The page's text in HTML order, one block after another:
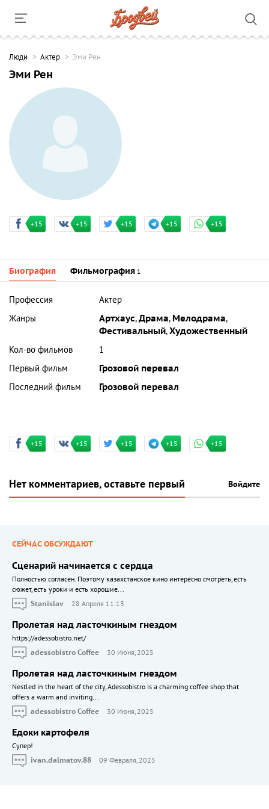
Люди Актер Эми Рен
Эми Рен
+15 +15 +15 +15 +15
Биография Фильмография 1
Профессия
Актер
Жанры
Артхаус,Драма, Мелодрама,
Фестивальный,Художественный
Кол-во фильмов
1
Первый фильм
Грозовой перевал
Последний фильм
Грозовой перевал
+15 +15 +15 +15 +15
Нет комментариев, оставьте первый Войдите
СЕЙЧАС ОБСУЖДАЮТ
Сценарий начинается с сердца
Полностью согласен. Поэтому казахстанское кино интересно смотреть, есть
сюжет, есть уроки и есть хорошие...
Stanislav
28 Апреля 11:13
Пролетая над ласточкиным гнездом
https://adessobistro.net/
adessobistro Coffee
30 Июня, 2025
Пролетая над ласточкиным гнездом
Nestled in the heart of the city, Adessobistro is a charming coffee shop that
offers a warm and inviting...
adessobistro Coffee
30 Июня, 2025
Едоки картофеля
Cупер!
ivan.dalmatov.88
09 Февраля, 2025